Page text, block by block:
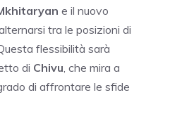
e il nuovo
tra le posizioni di
flessibilità sarà
di Chivu, che mira a
di affrontare le sfide